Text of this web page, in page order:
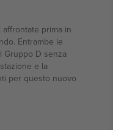
prima in
Entrambe le
Gruppo D senza
e la
per questo nuovo